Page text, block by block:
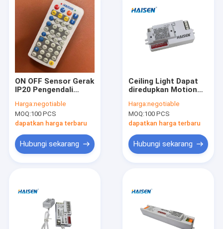
Produk
Video
ON OFF Sensor Gerak
IP20 Pengendali
Mendukung
Peredupan Secara
Manual
Harga:negotiable
MOQ:100 PCS
dapatkan harga terbaru
Hubungi sekarang
Ceiling Light Dapat
diredupkan Motion
Ringkas 220-240VAC
Dioperasikan
Harga:negotiable
MOQ:100 PCS
dapatkan harga terbaru
Hubungi sekarang